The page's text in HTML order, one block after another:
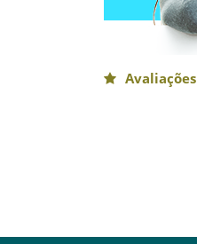
Avaliações